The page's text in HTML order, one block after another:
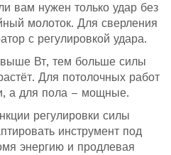
вам нужен только удар без
молоток. Для сверления
с регулировкой удара.
Вт, тем больше силы
Для потолочных работ
а для пола – мощные.
регулировки силы
инструмент под
энергию и продлевая